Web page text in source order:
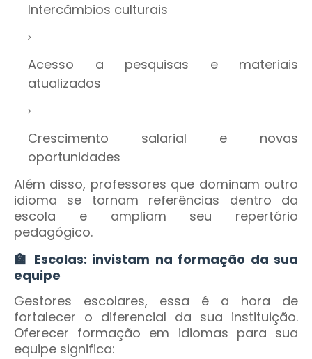
Intercâmbios culturais
Acesso a pesquisas e materiais
atualizados
Crescimento salarial e novas
oportunidades
Além disso, professores que dominam outro
idioma se tornam referências dentro da
escola e ampliam seu repertório
pedagógico.
🏫 Escolas: invistam na formação da sua
equipe
Gestores escolares, essa é a hora de
fortalecer o diferencial da sua instituição.
Oferecer formação em idiomas para sua
equipe significa: